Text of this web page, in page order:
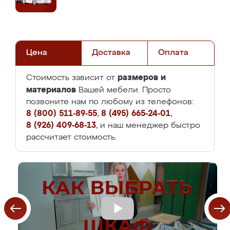
Цена Доставка Оплата
Стоимость зависит от размеров и
материалов Вашей мебели. Просто
позвоните нам по любому из телефонов:
8 (800) 511-89-55, 8 (495) 665-24-01,
8 (926) 409-68-13, и наш менеджер быстро
рассчитает стоимость.